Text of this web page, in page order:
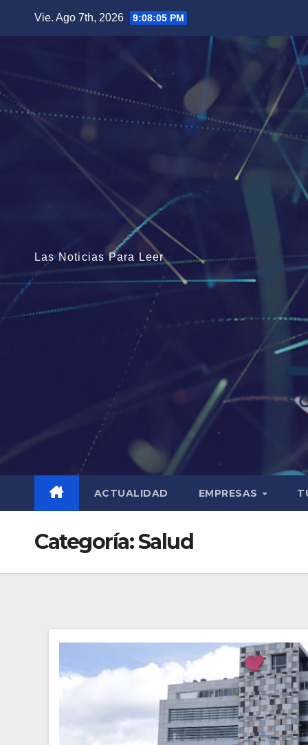
Vie. Ago 7th, 2026 9:08:06 PM
Las Noticias Para Leer
ACTUALIDAD EMPRESAS
Categoría:Salud